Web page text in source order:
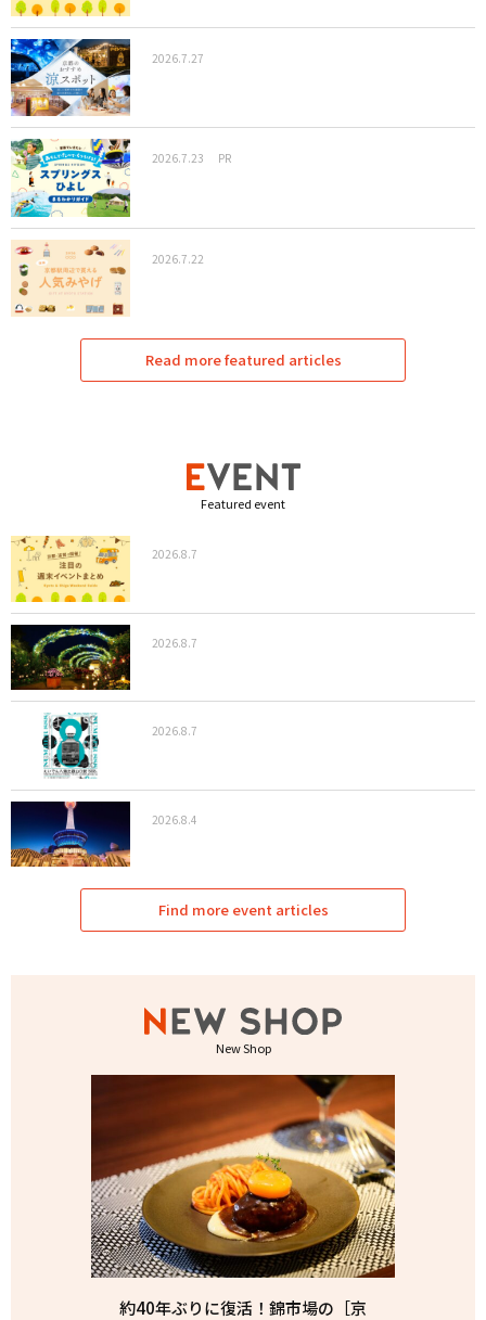
2026.7.27
2026.7.23 PR
2026.7.22
Read more featured articles
Featured event
2026.8.7
2026.8.7
2026.8.7
2026.8.4
Find more event articles
New Shop
約40年ぶりに復活！錦市場の［京